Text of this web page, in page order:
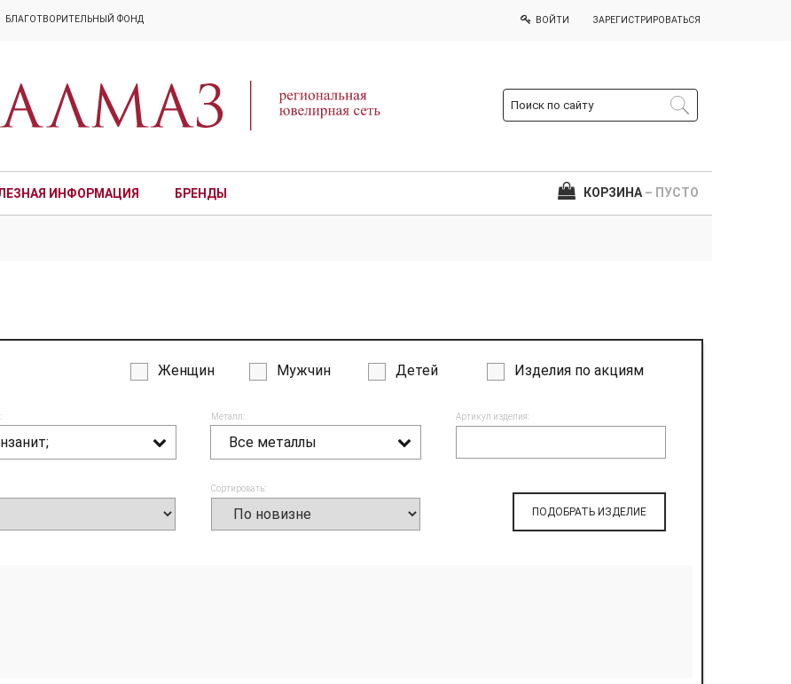
БЛАГОТВОРИТЕЛЬНЫЙ ФОНД ВОЙТИ ЗАРЕГИСТРИРОВАТЬСЯ
ИНФОРМАЦИЯ БРЕНДЫ КОРЗИНА – ПУСТО
Женщин Мужчин Детей Изделия по акциям
Металл:
Все металлы
Артикул изделия:
Сортировать:
ПОДОБРАТЬ ИЗДЕЛИЕ